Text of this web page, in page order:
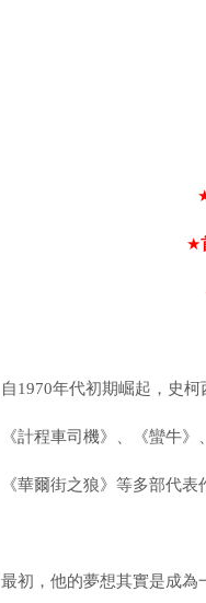
★
自1970年代初期崛起，史
《計程車司機》、《蠻牛
《華爾街之狼》等多部代
最初，他的夢想其實是成為